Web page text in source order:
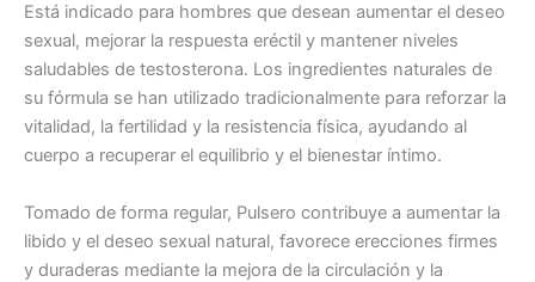
Está indicado para hombres que desean aumentar el deseo
sexual, mejorar la respuesta eréctil y mantener niveles
saludables de testosterona. Los ingredientes naturales de
su fórmula se han utilizado tradicionalmente para reforzar la
vitalidad, la fertilidad y la resistencia física, ayudando al
cuerpo a recuperar el equilibrio y el bienestar íntimo.
Tomado de forma regular, Pulsero contribuye a aumentar la
libido y el deseo sexual natural, favorece erecciones firmes
y duraderas mediante la mejora de la circulación y la